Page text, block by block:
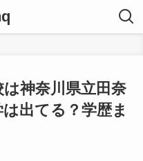
神奈川県立田奈
出てる？学歴ま